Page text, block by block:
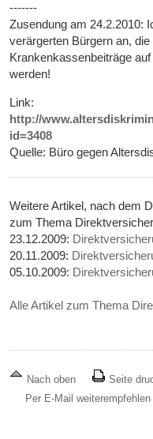
-------
Zusendung am 24.2.2010:
verärgerten Bürgern an,
Krankenkassenbeiträge
werden!
Link:
http://
id=3408
Quelle: Büro gegen
Weitere Artikel, nach dem
zum Thema
23.12.2009:
20.11.2009:
05.10.2009:
Alle Artikel zum Thema
Nach oben
Seite
Per E-Mail weiterempfehlen